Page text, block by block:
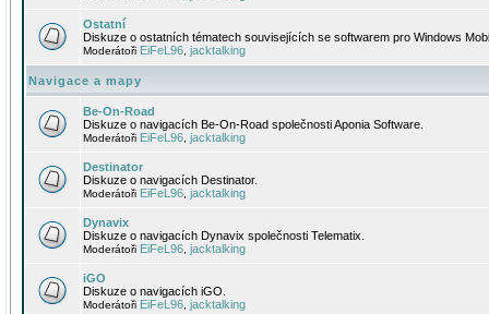
Ostatní
Diskuze o ostatních tématech souvisejících se softwarem pro Windows
Moderátoři EiFeL96 jacktalking
Navigace a mapy
Be-On-Road
Diskuze o navigacích Be-On-Road společnosti Aponia Software.
Moderátoři EiFeL96 jacktalking
Destinator
Diskuze o navigacích Destinator.
Moderátoři EiFeL96 jacktalking
Dynavix
Diskuze o navigacích Dynavix společnosti Telematix.
Moderátoři EiFeL96 jacktalking
iGO
Diskuze o navigacích iGO.
Moderátoři EiFeL96 jacktalking